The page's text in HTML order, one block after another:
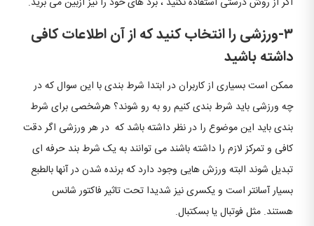
۳-ورزشی را انتخاب کنید که از آن اطلاعات کافی
داشته باشید
ممکن است بسیاری از کاربران در ابتدا شرط بندی با این سوال که در
چه ورزشی باید شرط بندی کنیم رو به رو شوند؟ هرشخصی برای شرط
بندی باید این موضوع را در نظر داشته باشد که در هر ورزشی اگر دقت
کافی و تمرکز لازم را داشته باشند می توانند به یک شرط بند حرفه ای
تبدیل شوند البته ورزش هایی وجود دارد که برنده شدن در آنها بالطبع
بسیار آسانتر است و یکسری نیز شدیدا تحت تاثیر فاکتور شانس
هستند. مثل فوتبال یا بسکتبال.